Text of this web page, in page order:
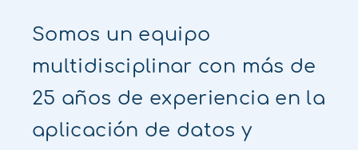
Somos un equipo
multidisciplinar con más de
25 años de experiencia en la
aplicación de datos y